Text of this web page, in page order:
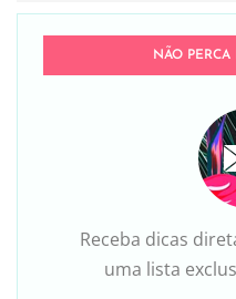
NÃO
Receba dicas
uma lista